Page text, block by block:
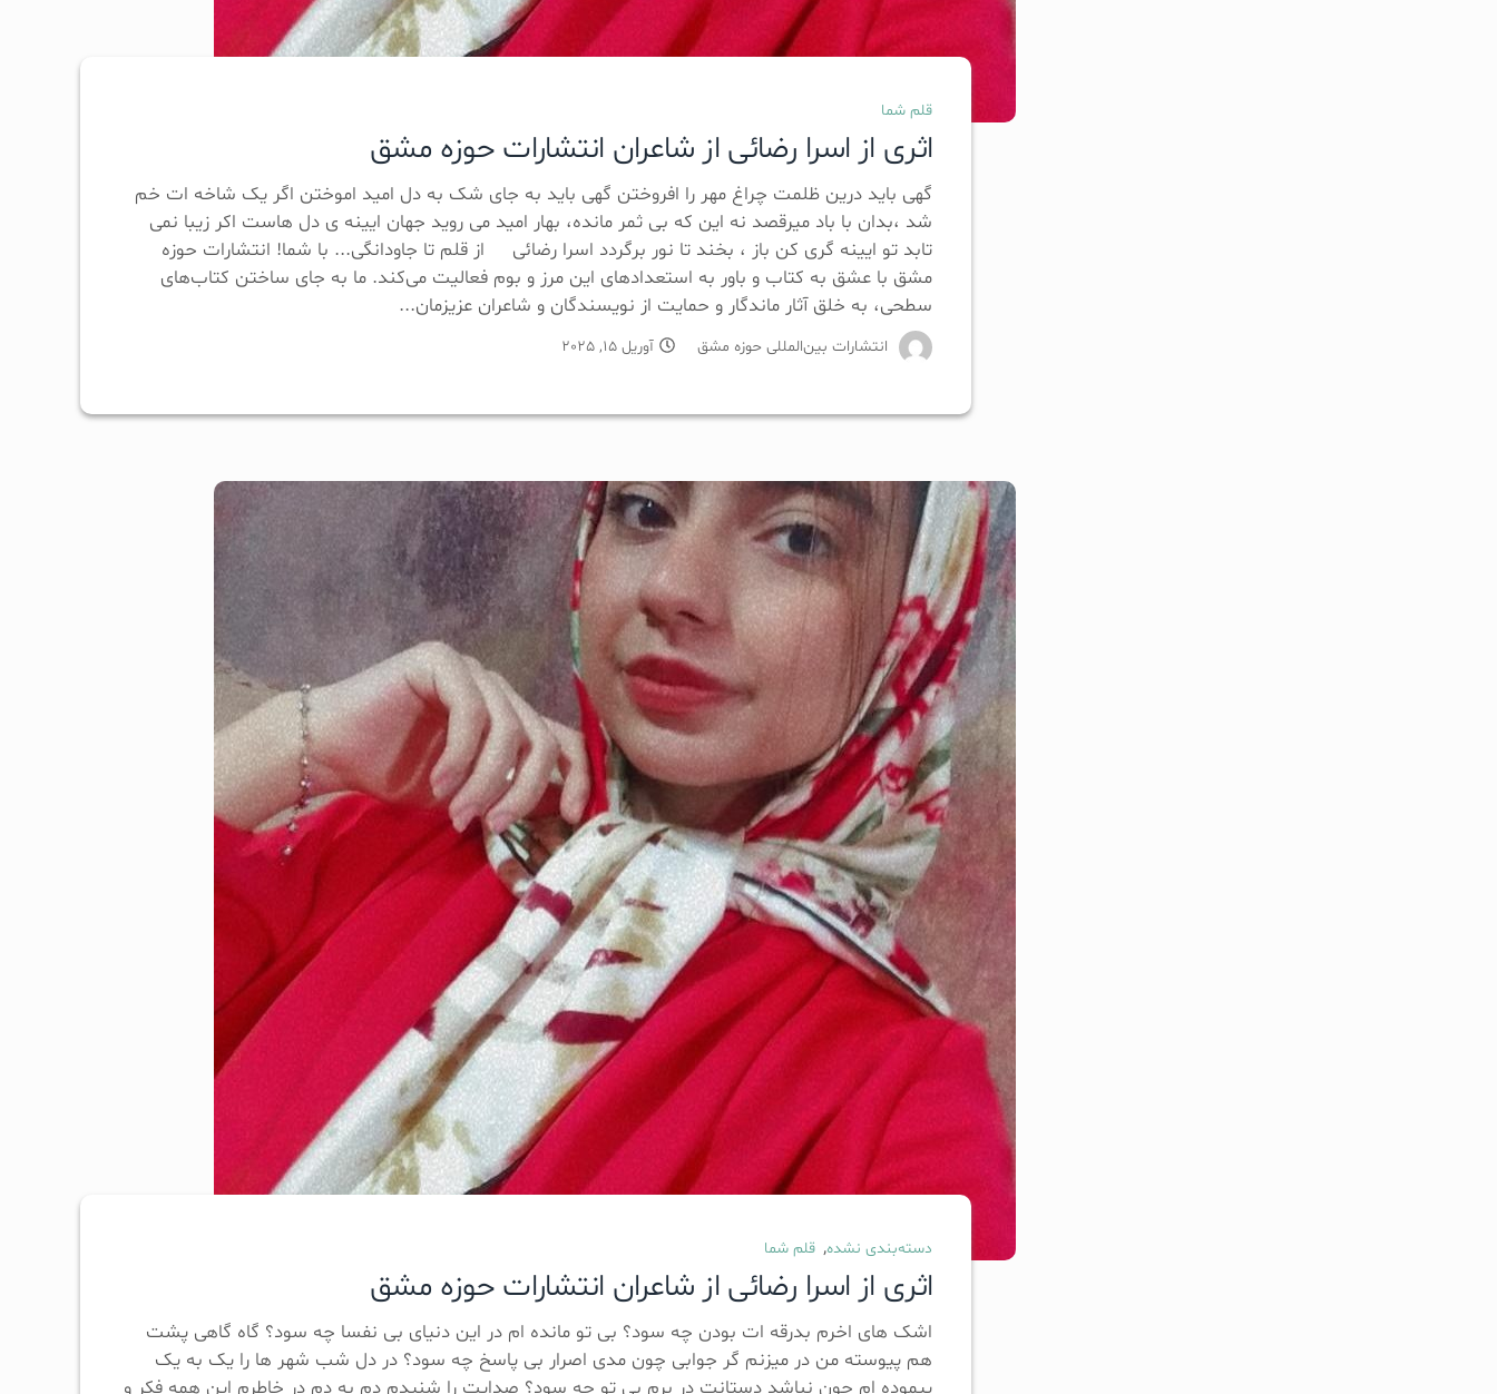
قلم شما
اثری از اسرا رضائی از شاعران انتشارات حوزه مشق
گهی باید درین ظلمت چراغ مهر را افروختن گهی باید به جای شک به دل امید اموختن اگر یک شاخه ات خم
شد ،بدان با باد میرقصد نه این که بی ثمر مانده، بهار امید می روید جهان ایینه ی دل هاست اکر زیبا نمی
تابد تو ایینه گری کن باز ، بخند تا نور برگردد اسرا رضائی از قلم تا جاودانگی... با شما! انتشارات حوزه
مشق با عشق به کتاب و باور به استعدادهای این مرز و بوم فعالیت می‌کند. ما به جای ساختن کتاب‌های
سطحی، به خلق آثار ماندگار و حمایت از نویسندگان و شاعران عزیزمان...
انتشارات بین‌المللی حوزه مشق آوریل 15, 2025
دسته‌بندی نشده, قلم شما
اثری از اسرا رضائی از شاعران انتشارات حوزه مشق
اشک های اخرم بدرقه ات بودن چه سود؟ بی تو مانده ام در این دنیای بی نفسا چه سود؟ گاه گاهی پشت
هم پیوسته من در میزنم گر جوابی چون مدی اصرار بی پاسخ چه سود؟ در دل شب شهر ها را یک به یک
پیموده ام چون نباشد دستانت در برم بی تو چه سود؟ صدایت را شنیدم دم به دم در خاطرم این همه فکر و